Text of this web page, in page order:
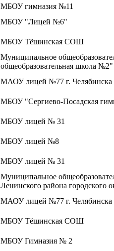
МБОУ гимназия №11
МБОУ "Лицей №6"
МБОУ Тёшинская СОШ
Муниципальное
общеобразовательная школа №2"
МАОУ лицей №77 г. Челябинска
МБОУ "Сергиево-Посадская
МБОУ лицей № 31
МБОУ лицей №8
МБОУ лицей № 31
Муниципальное
Ленинского района городского
МАОУ лицей №77 г. Челябинска
МБОУ Тёшинская СОШ
МБОУ Гимназия № 2